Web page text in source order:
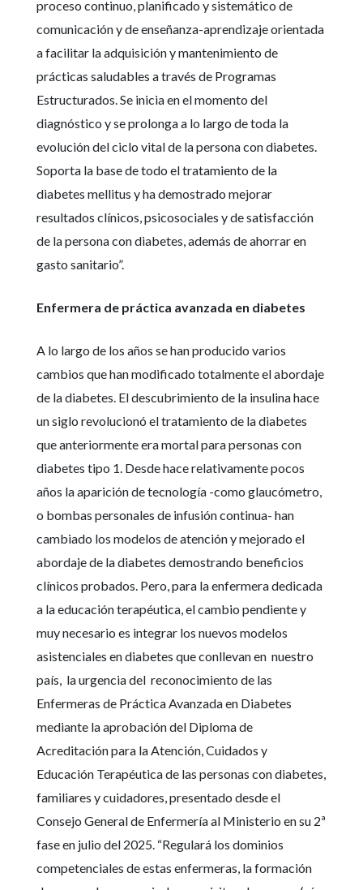
proceso continuo, planificado y sistemático de
comunicación y de enseñanza-aprendizaje orientada
a facilitar la adquisición y mantenimiento de
prácticas saludables a través de Programas
Estructurados. Se inicia en el momento del
diagnóstico y se prolonga a lo largo de toda la
evolución del ciclo vital de la persona con diabetes.
Soporta la base de todo el tratamiento de la
diabetes mellitus y ha demostrado mejorar
resultados clínicos, psicosociales y de satisfacción
de la persona con diabetes, además de ahorrar en
gasto sanitario”.
Enfermera de práctica avanzada en diabetes
A lo largo de los años se han producido varios
cambios que han modificado totalmente el abordaje
de la diabetes. El descubrimiento de la insulina hace
un siglo revolucionó el tratamiento de la diabetes
que anteriormente era mortal para personas con
diabetes tipo 1. Desde hace relativamente pocos
años la aparición de tecnología -como glaucómetro,
o bombas personales de infusión continua- han
cambiado los modelos de atención y mejorado el
abordaje de la diabetes demostrando beneficios
clínicos probados. Pero, para la enfermera dedicada
a la educación terapéutica, el cambio pendiente y
muy necesario es integrar los nuevos modelos
asistenciales en diabetes que conllevan en nuestro
país, la urgencia del reconocimiento de las
Enfermeras de Práctica Avanzada en Diabetes
mediante la aprobación del Diploma de
Acreditación para la Atención, Cuidados y
Educación Terapéutica de las personas con diabetes,
familiares y cuidadores, presentado desde el
Consejo General de Enfermería al Ministerio en su 2ª
fase en julio del 2025. “Regulará los dominios
competenciales de estas enfermeras, la formación